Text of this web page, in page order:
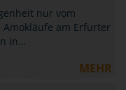
nur vom
am Erfurter
in…
MEHR